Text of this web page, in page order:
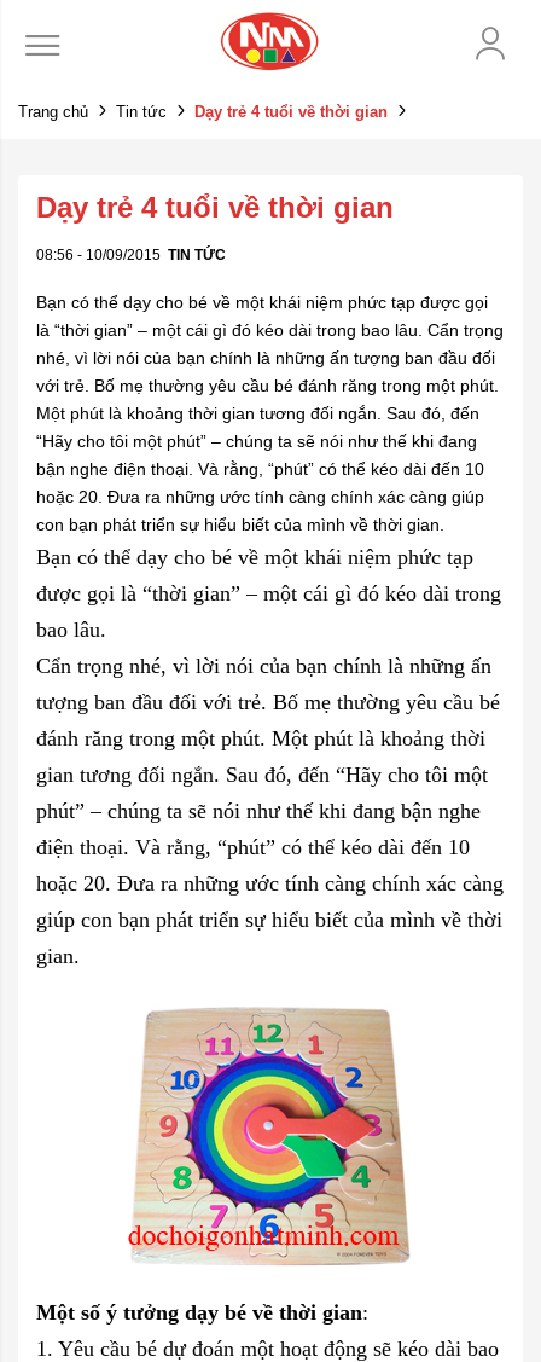
Trang chủ Tin tức Dạy trẻ 4 tuổi về thời gian
Dạy trẻ 4 tuổi về thời gian
08:56 - 10/09/2015 TIN TỨC
Bạn có thể dạy cho bé về một khái niệm phức tạp được gọi
là “thời gian” – một cái gì đó kéo dài trong bao lâu. Cẩn trọng
nhé, vì lời nói của bạn chính là những ấn tượng ban đầu đối
với trẻ. Bố mẹ thường yêu cầu bé đánh răng trong một phút.
Một phút là khoảng thời gian tương đối ngắn. Sau đó, đến
“Hãy cho tôi một phút” – chúng ta sẽ nói như thế khi đang
bận nghe điện thoại. Và rằng, “phút” có thể kéo dài đến 10
hoặc 20. Đưa ra những ước tính càng chính xác càng giúp
con bạn phát triển sự hiểu biết của mình về thời gian.
Bạn có thể dạy cho bé về một khái niệm phức tạp
được gọi là “thời gian” – một cái gì đó kéo dài trong
bao lâu.
Cẩn trọng nhé, vì lời nói của bạn chính là những ấn
tượng ban đầu đối với trẻ. Bố mẹ thường yêu cầu bé
đánh răng trong một phút. Một phút là khoảng thời
gian tương đối ngắn. Sau đó, đến “Hãy cho tôi một
phút” – chúng ta sẽ nói như thế khi đang bận nghe
điện thoại. Và rằng, “phút” có thể kéo dài đến 10
hoặc 20. Đưa ra những ước tính càng chính xác càng
giúp con bạn phát triển sự hiểu biết của mình về thời
gian.
Một số ý tưởng dạy bé về thời gian:
1. Yêu cầu bé dự đoán một hoạt động sẽ kéo dài bao